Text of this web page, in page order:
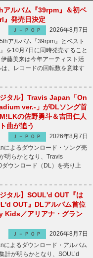
アルバム『39rpm』＆初ベ
』発売日決定
Ｊ－ＰＯＰ
2026年8月7日
アルバム『39rpm』とベスト
を10月7日に同時発売すること
藤美来は今年アーティスト活
、レコードの回転数を意味す
ジタル】Travis Japan「On
ver.-」がDLソング首
の佐野勇斗＆吉田仁人
曲が追う
Ｊ－ＰＯＰ
2026年8月7日
によるダウンロード・ソング売
明らかとなり、Travis
ウンロード（DL）を売り上
ジタル】SOUL'd OUT『は
OUT』DLアルバム首位
／アリアナ・グラン
Ｊ－ＰＯＰ
2026年8月7日
によるダウンロード・アルバム
が明らかとなり、SOUL’d